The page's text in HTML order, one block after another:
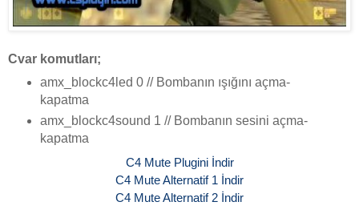
Cvar komutları;
amx_blockc4led 0 // Bombanın ışığını açma-
kapatma
amx_blockc4sound 1 // Bombanın sesini açma-
kapatma
C4 Mute Plugini İndir
C4 Mute Alternatif 1 İndir
C4 Mute Alternatif 2 İndir